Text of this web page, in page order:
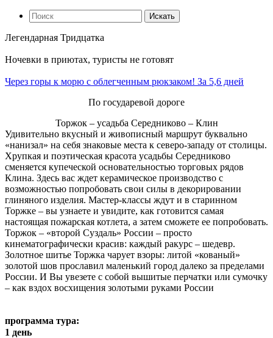
Искать
Легендарная Тридцатка
Ночевки в приютах, туристы не готовят
Через горы к морю с облегченным рюкзаком! За 5,6 дней
По государевой дороге
Торжок – усадьба Середниково – Клин
Удивительно вкусный и живописный маршрут буквально
«нанизал» на себя знаковые места к северо-западу от столицы.
Хрупкая и поэтическая красота усадьбы Середниково
сменяется купеческой основательностью торговых рядов
Клина. Здесь вас ждет керамическое производство с
возможностью попробовать свои силы в декорировании
глиняного изделия. Мастер-классы ждут и в старинном
Торжке – вы узнаете и увидите, как готовится самая
настоящая пожарская котлета, а затем сможете ее попробовать.
Торжок – «второй Суздаль» России – просто
кинематографически красив: каждый ракурс – шедевр.
Золотное шитье Торжка чарует взоры: литой «кованый»
золотой шов прославил маленький город далеко за пределами
России. И Вы увезете с собой вышитые перчатки или сумочку
– как вздох восхищения золотыми руками России
программа тура:
1 день